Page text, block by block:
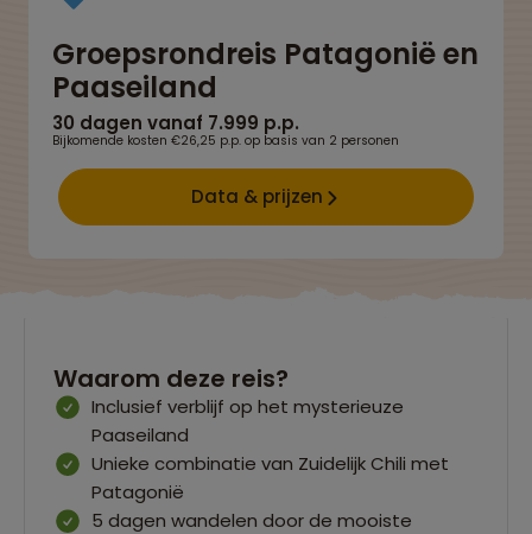
Groepsrondreis Patagonië en
Paaseiland
30 dagen vanaf 7.999 p.p.
Bijkomende kosten €26,25 p.p. op basis van 2 personen
Data & prijzen
Waarom deze reis?
Inclusief verblijf op het mysterieuze
Paaseiland
Unieke combinatie van Zuidelijk Chili met
Patagonië
5 dagen wandelen door de mooiste